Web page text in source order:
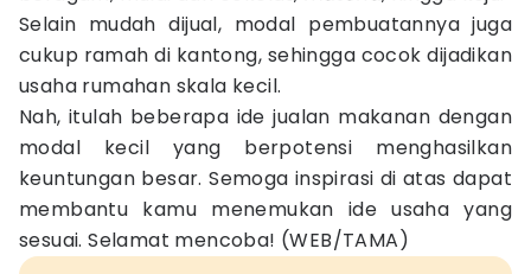
Selain mudah dijual, modal pembuatannya juga
cukup ramah di kantong, sehingga cocok dijadikan
usaha rumahan skala kecil.
Nah, itulah beberapa ide jualan makanan dengan
modal kecil yang berpotensi menghasilkan
keuntungan besar. Semoga inspirasi di atas dapat
membantu kamu menemukan ide usaha yang
sesuai. Selamat mencoba! (WEB/TAMA)